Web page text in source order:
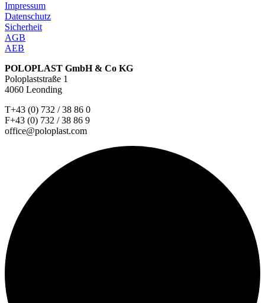
Impressum
Datenschutz
Sicherheit
AGB
AEB
POLOPLAST GmbH & Co KG
Poloplaststraße 1
4060 Leonding
T+43 (0) 732 / 38 86 0
F+43 (0) 732 / 38 86 9
office@poloplast.com